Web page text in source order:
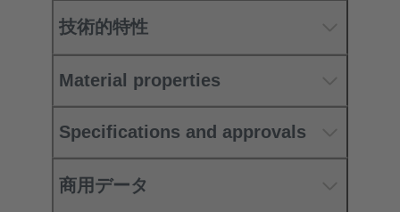
技術的特性
Material properties
Specifications and approvals
商用データ